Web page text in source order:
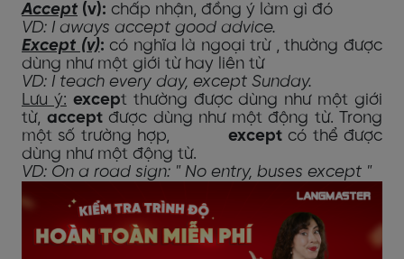
Accept (v): chấp nhận, đồng ý làm gì đó
VD: I aways accept good advice.
Except (v): có nghĩa là ngoại trừ , thường được
dùng như một giới từ hay liên từ
VD: I teach every day, except Sunday.
Lưu ý: except thường được dùng như một giới
từ, acceptđược dùng như một động từ. Trong
một số trường hợp, exceptcó thể được
dùng như một động từ.
VD: On a road sign: " No entry, buses except "